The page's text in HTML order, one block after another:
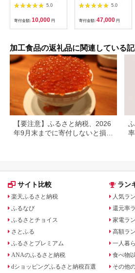
レーン） 【 生姜 健
康 ジンジャーシロッ
プ ジンジャー しょう
が 生姜シロップ 】
<H-1>
5.0
寄付金額: 10,000 円
5.0
寄付金額: 47,000 円
加工食品の返礼品に関連している
【要注意】ふるさと納税、2026
年9月末までに寄付しないと損す
サイト比較
楽天ふるさと納税
ふるなび
ふるさとチョイス
さとふる
ふるさとプレミアム
ANAのふるさと納税
dショッピングふるさと納税百選
ラン
人気ラ
還元率
家電ラ
高額ラ
一人暮
食べ物
その他